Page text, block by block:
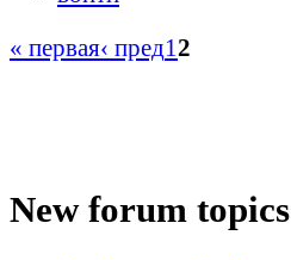
« первая‹ пред12
New forum topics